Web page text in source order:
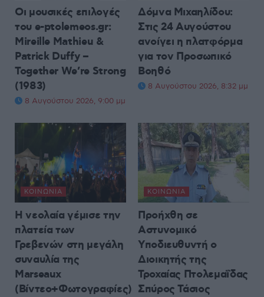
Οι μουσικές επιλογές
του e-ptolemeos.gr:
Mireille Mathieu &
Patrick Duffy –
Together We’re Strong
(1983)
8 Αυγούστου 2026, 9:00 μμ
Δόμνα Μιχαηλίδου:
Στις 24 Αυγούστου
ανοίγει η πλατφόρμα
για τον Προσωπικό
Βοηθό
8 Αυγούστου 2026, 8:32 μμ
ΚΟΙΝΩΝΊΑ
Η νεολαία γέμισε την
πλατεία των
Γρεβενών στη μεγάλη
συναυλία της
Marseaux
(Βίντεο+Φωτογραφίες)
ΚΟΙΝΩΝΊΑ
Προήχθη σε
Αστυνομικό
Υποδιευθυντή ο
Διοικητής της
Τροχαίας Πτολεμαΐδας
Σπύρος Τάσιος